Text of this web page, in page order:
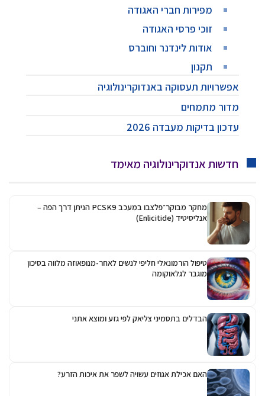
מפירות חברי האגודה
זוכי פרסי האגודה
אודות לינדנר וחוברס
תקנון
אפשרויות תעסוקה באנדוקרינולוגיה
מדור מתמחים
עדכון בדיקות מעבדה 2026
חדשות אנדוקרינולוגיה מאימד
מחקר מבוקר־פלצבו במעכב PCSK9 הניתן דרך הפה –
אנליסיטיד (Enlicitide)
טיפול הורמונאלי חליפי לנשים לאחר-מנופאוזה מלווה בסיכון
מוגבר לגלאוקומה
הבדלים בתסמיני צליאק לפי גזע ומוצא אתני
האם אכילת אגוזים עשויה לשפר את איכות הזרע?